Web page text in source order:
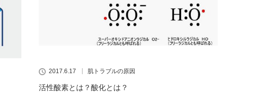
2017.6.17 肌トラブルの原因
活性酸素とは？酸化とは？